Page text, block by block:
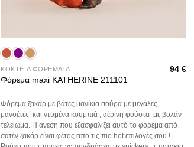
ΚΟΚΤΕΙΛ ΦΟΡΕΜΑΤΑ
Φόρεμα maxi KATHERINE 211101
94€
Φόρεμα ζακάρ με βάτες μανίκια σούρα με μεγάλες
μανσέτες και ντυμένα κουμπιά , αέρινη φούστα με βολάν
τελείωμα. Η άνεση που εξασφαλίζει αυτό το φόρεμα από
σατέν ζακάρ είναι φέτος απο τις πιο hot επιλογές σου !